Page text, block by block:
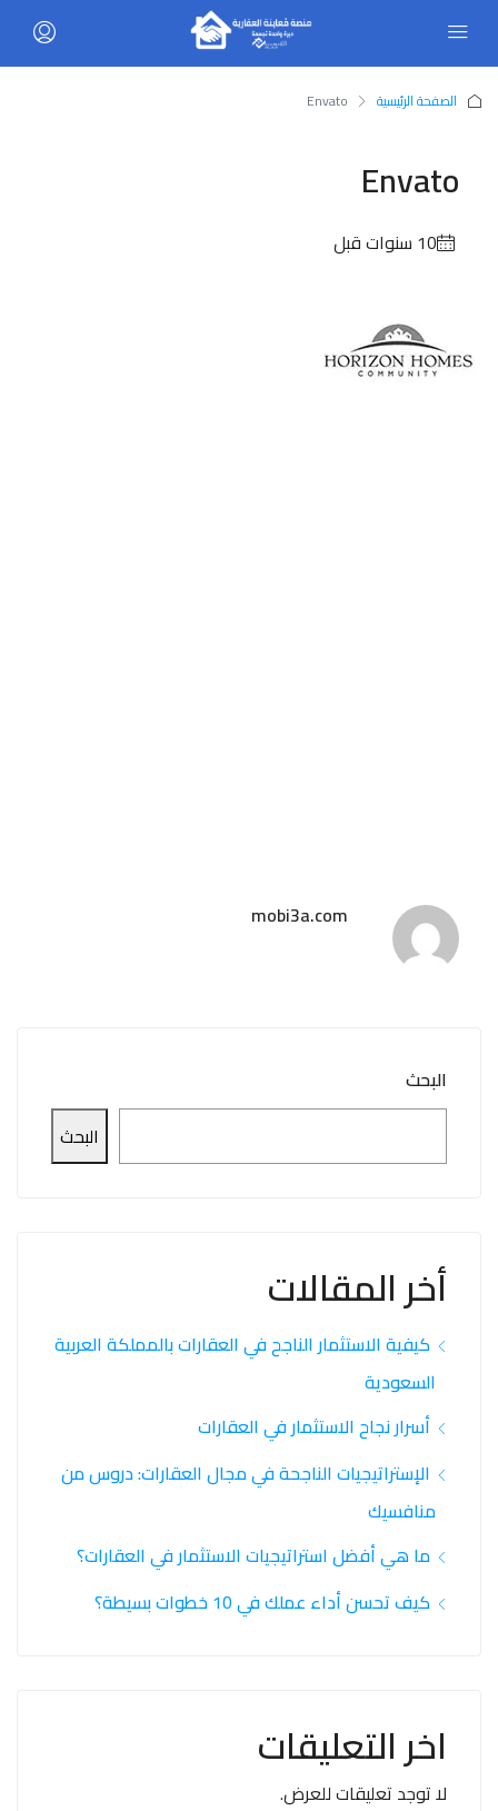
الصفحة الرئيسية Envato
Envato
mobi3a.com
البحث
البحث
أخر المقالات
كيفية الاستثمار الناجح في العقارات بالمملكة العربية
السعودية
أسرار نجاح الاستثمار في العقارات
الإستراتيجيات الناجحة في مجال العقارات: دروس من
منافسيك
ما هي أفضل استراتيجيات الاستثمار في العقارات؟
كيف تحسن أداء عملك في 10 خطوات بسيطة؟
اخر التعليقات
لا توجد تعليقات للعرض.